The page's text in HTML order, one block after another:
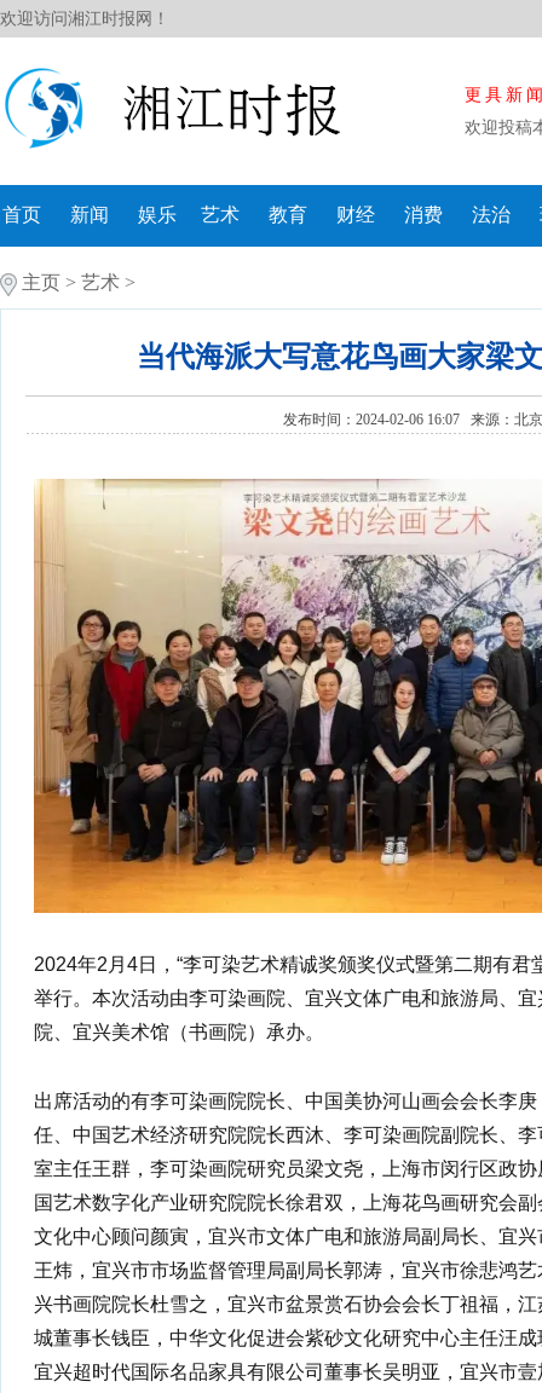
欢迎访问湘江时报网！
更具新
欢迎投稿
首页 新闻 娱乐 艺术 教育 财经 消费 法治
主页 > 艺术 >
当代海派大写意花鸟画大家梁
发布时间：2024-02-06 16:07 来源： 北
2024年2月4日，“李可染艺术精诚奖颁奖仪式暨第二期有
举行。本次活动由李可染画院、宜兴文体广电和旅游局、
院、宜兴美术馆（书画院）承办。
出席活动的有李可染画院院长、中国美协河山画会会长李
任、中国艺术经济研究院院长西沐、李可染画院副院长、
室主任王群，李可染画院研究员梁文尧，上海市闵行区政
国艺术数字化产业研究院院长徐君双，上海花鸟画研究会
文化中心顾问颜寅，宜兴市文体广电和旅游局副局长、宜
王炜，宜兴市市场监督管理局副局长郭涛，宜兴市徐悲鸿
兴书画院院长杜雪之，宜兴市盆景赏石协会会长丁祖福，
城董事长钱臣，中华文化促进会紫砂文化研究中心主任汪
宜兴超时代国际名品家具有限公司董事长吴明亚，宜兴市